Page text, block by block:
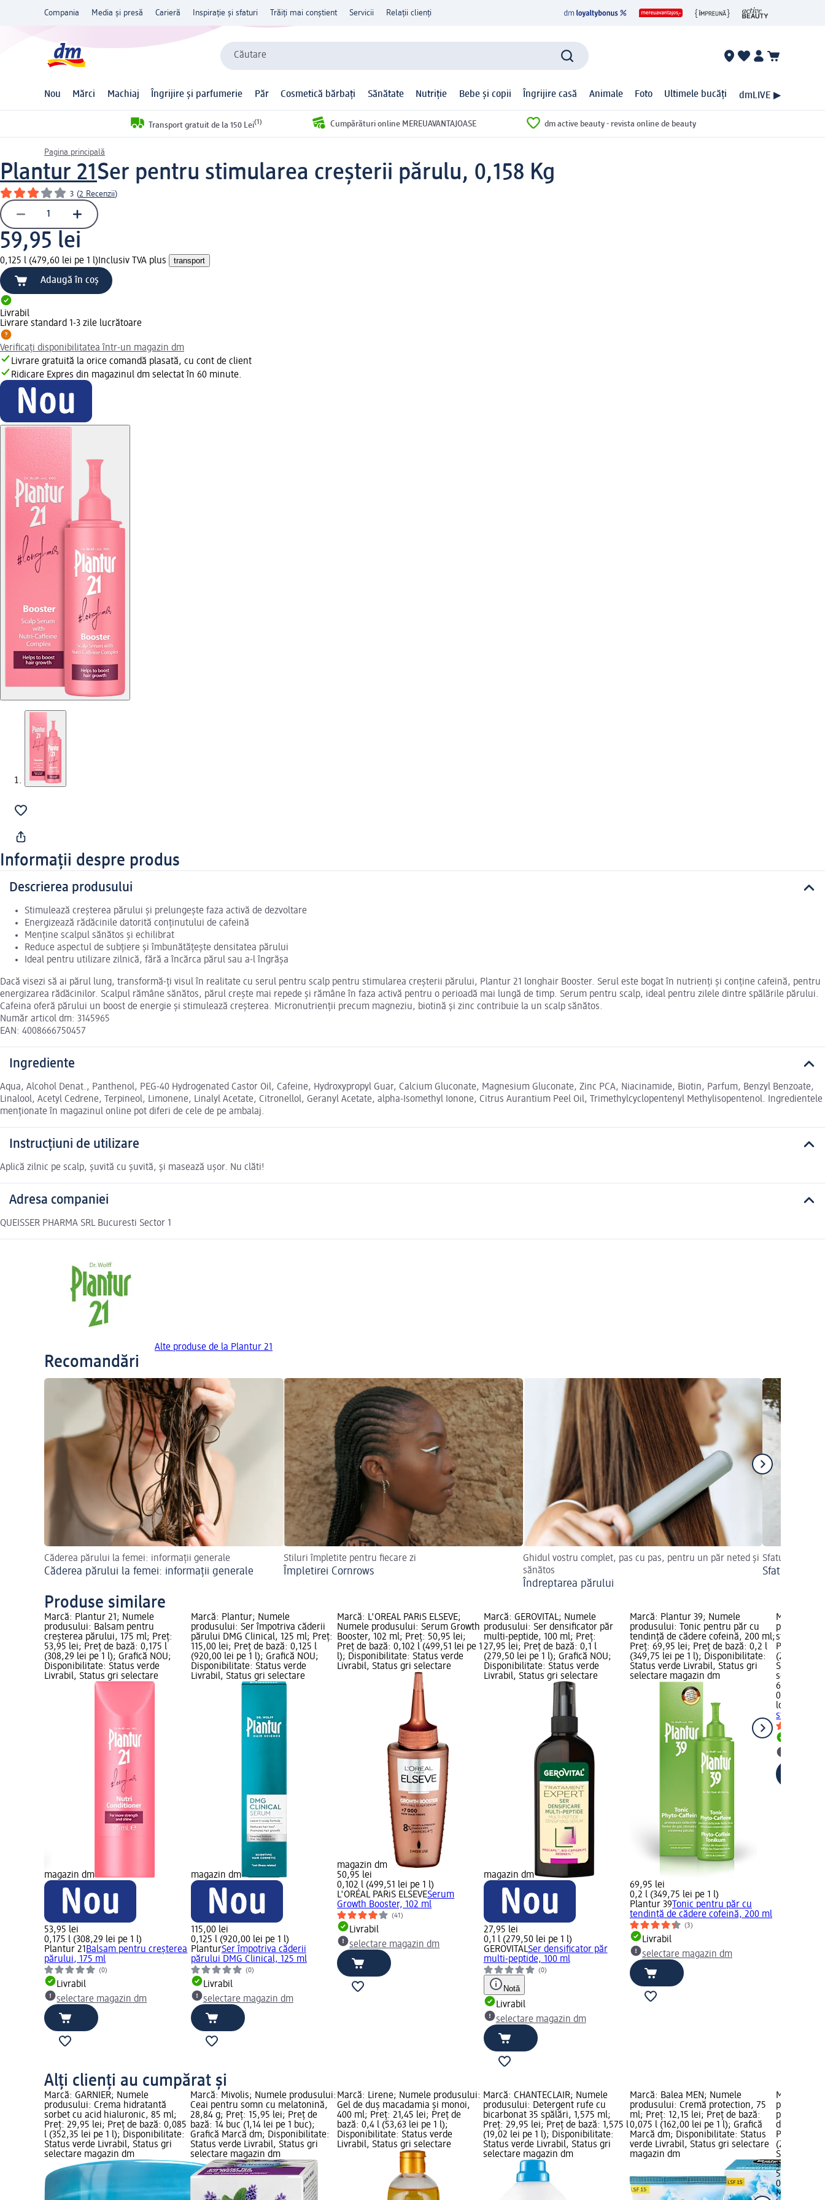
Compania Media și presă Carieră Inspirație și sfaturi Trăiți mai conștient Servicii Relații clienți
Căutare
Nou Mărci Machiaj Îngrijire și parfumerie Păr Cosmetică bărbați Sănătate Nutriție Bebe și copii Îngrijire casă Animale Foto Ultimele bucăți dmLIVE ▶
Transport gratuit de la 150 Lei(1) Cumpărături online MEREUAVANTAJOASE dm active beauty - revista online de beauty
Pagina principală
Plantur 21Ser pentru stimularea creșterii părulu, 0,158 Kg
3 (2 Recenzii)
59,95 lei
0,125 l (479,60 lei pe 1 l) Inclusiv TVA plus transport
Adaugă în coș
Livrabil
Livrare standard 1-3 zile lucrătoare
Verificați disponibilitatea într-un magazin dm
Livrare gratuită la orice comandă plasată, cu cont de client
Ridicare Expres din magazinul dm selectat în 60 minute.
Informații despre produs
Descrierea produsului
Stimulează creșterea părului și prelungește faza activă de dezvoltare
Energizează rădăcinile datorită conținutului de cafeină
Menține scalpul sănătos și echilibrat
Reduce aspectul de subțiere și îmbunătățește densitatea părului
Ideal pentru utilizare zilnică, fără a încărca părul sau a-l îngrășa
Dacă visezi să ai părul lung, transformă-ți visul în realitate cu serul pentru scalp pentru stimularea creșterii părului, Plantur 21 longhair Booster. Serul este bogat în nutrienți și conține cafeină, pentru
energizarea rădăcinilor. Scalpul rămâne sănătos, părul crește mai repede și rămâne în faza activă pentru o perioadă mai lungă de timp. Serum pentru scalp, ideal pentru zilele dintre spălările părului.
Cafeina oferă părului un boost de energie și stimulează creșterea. Micronutrienții precum magneziu, biotină și zinc contribuie la un scalp sănătos.
Număr articol dm: 3145965
EAN: 4008666750457
Ingrediente
Aqua, Alcohol Denat., Panthenol, PEG-40 Hydrogenated Castor Oil, Cafeine, Hydroxypropyl Guar, Calcium Gluconate, Magnesium Gluconate, Zinc PCA, Niacinamide, Biotin, Parfum, Benzyl Benzoate,
Linalool, Acetyl Cedrene, Terpineol, Limonene, Linalyl Acetate, Citronellol, Geranyl Acetate, alpha-Isomethyl Ionone, Citrus Aurantium Peel Oil, Trimethylcyclopentenyl Methylisopentenol. Ingredientele
menționate în magazinul online pot diferi de cele de pe ambalaj.
Instrucțiuni de utilizare
Aplică zilnic pe scalp, șuvită cu șuvită, și masează ușor. Nu clăti!
Adresa companiei
QUEISSER PHARMA SRL Bucuresti Sector 1
Alte produse de la Plantur 21
Recomandări
Căderea părului la femei: informații generale
Căderea părului la femei: informații generale
Stiluri împletite pentru fiecare zi
Împletirei Cornrows
Ghidul vostru complet, pas cu pas, pentru un păr neted și
sănătos
Îndreptarea părului
Sfaturi utile
Sfaturi de
Produse similare
Marcă: Plantur 21; Numele
produsului: Balsam pentru
creșterea părului, 175 ml; Preț:
53,95 lei; Preț de bază: 0,175 l
(308,29 lei pe 1 l); Grafică NOU;
Disponibilitate: Status verde
Livrabil, Status gri selectare
magazin dm
53,95 lei
0,175 l (308,29 lei pe 1 l)
Plantur 21 Balsam pentru creșterea
părului, 175 ml
(0)
Livrabil
selectare magazin dm
Marcă: Plantur; Numele
produsului: Ser împotriva căderii
părului DMG Clinical, 125 ml; Preț:
115,00 lei; Preț de bază: 0,125 l
(920,00 lei pe 1 l); Grafică NOU;
Disponibilitate: Status verde
Livrabil, Status gri selectare
magazin dm
115,00 lei
0,125 l (920,00 lei pe 1 l)
PlanturSer împotriva căderii
părului DMG Clinical, 125 ml
(0)
Livrabil
selectare magazin dm
Marcă: L'ORÉAL PARiS ELSEVE;
Numele produsului: Serum Growth
Booster, 102 ml; Preț: 50,95 lei;
Preț de bază: 0,102 l (499,51 lei pe 1
l); Disponibilitate: Status verde
Livrabil, Status gri selectare
magazin dm
50,95 lei
0,102 l (499,51 lei pe 1 l)
L'ORÉAL PARiS ELSEVESerum
Growth Booster, 102 ml
(41)
Livrabil
selectare magazin dm
Marcă: GEROVITAL; Numele
produsului: Ser densificator păr
multi-peptide, 100 ml; Preț:
27,95 lei; Preț de bază: 0,1 l
(279,50 lei pe 1 l); Grafică NOU;
Disponibilitate: Status verde
Livrabil, Status gri selectare
magazin dm
27,95 lei
0,1 l (279,50 lei pe 1 l)
GEROVITALSer densificator păr
multi-peptide, 100 ml
(0)
Notă
Livrabil
selectare magazin dm
Marcă: Plantur 39; Numele
produsului: Tonic pentru păr cu
tendință de cădere cofeină, 200 ml;
Preț: 69,95 lei; Preț de bază: 0,2 l
(349,75 lei pe 1 l); Disponibilitate:
Status verde Livrabil, Status gri
selectare magazin dm
69,95 lei
0,2 l (349,75 lei pe 1 l)
Plantur 39Tonic pentru păr cu
tendință de cădere cofeină, 200 ml
(3)
Livrabil
selectare magazin dm
Marcă: lola
produsului:
stimulare
Preț: 69,95
(279,80 lei
Status
selectare
69,95 lei
0,25 l
lola FROM
stimulare
Alți clienți au cumpărat și
Marcă: GARNIER; Numele
produsului: Crema hidratantă
sorbet cu acid hialuronic, 85 ml;
Preț: 29,95 lei; Preț de bază: 0,085
l (352,35 lei pe 1 l); Disponibilitate:
Status verde Livrabil, Status gri
selectare magazin dm
Marcă: Mivolis; Numele produsului:
Ceai pentru somn cu melatonină,
28,84 g; Preț: 15,95 lei; Preț de
bază: 14 buc (1,14 lei pe 1 buc);
Grafică Marcă dm; Disponibilitate:
Status verde Livrabil, Status gri
selectare magazin dm
Marcă: Lirene; Numele produsului:
Gel de duş macadamia şi monoi,
400 ml; Preț: 21,45 lei; Preț de
bază: 0,4 l (53,63 lei pe 1 l);
Disponibilitate: Status verde
Livrabil, Status gri selectare
Marcă: CHANTECLAIR; Numele
produsului: Detergent rufe cu
bicarbonat 35 spălări, 1,575 ml;
Preț: 29,95 lei; Preț de bază: 1,575 l
(19,02 lei pe 1 l); Disponibilitate:
Status verde Livrabil, Status gri
selectare magazin dm
Marcă: Balea MEN; Numele
produsului: Cremă protection, 75
ml; Preț: 12,15 lei; Preț de bază:
0,075 l (162,00 lei pe 1 l); Grafică
Marcă dm; Disponibilitate: Status
verde Livrabil, Status gri selectare
magazin dm
Marcă:
produsului:
pentru păr
descurcare
Preț: 54,95
(219,80 lei
Status
selectare
54,95 lei
0,25 l
MARC